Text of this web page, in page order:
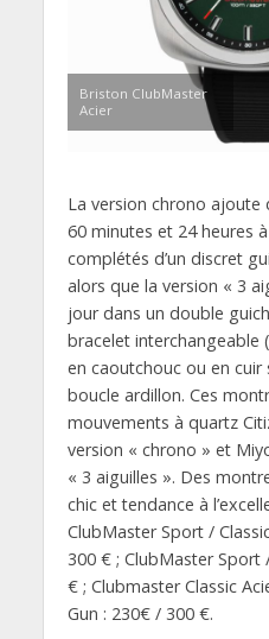
Briston ClubMaster
Acier
La version chrono
60 minutes et 24 heures
complétés d’un discret
alors que la version « 3
jour dans un double
bracelet interchangeable
en caoutchouc ou en cuir
boucle ardillon. Ces
mouvements à quartz
version « chrono » et
« 3 aiguilles ». Des
chic et tendance à
ClubMaster Sport /
300 € ; ClubMaster Sport
€ ; Clubmaster Classic
Gun : 230€ / 300 €.